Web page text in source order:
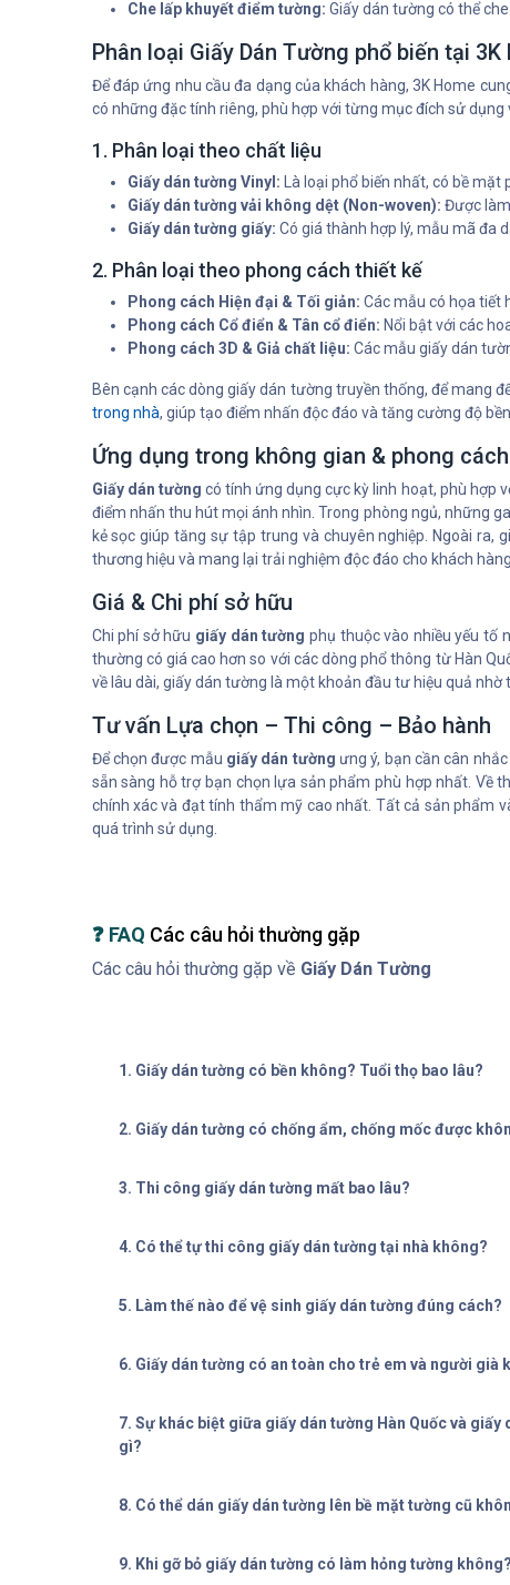
Che lấp khuyết điểm tường: Giấy dán tường có thể
Phân loại Giấy Dán Tường phổ biến tại 3K
Để đáp ứng nhu cầu đa dạng của khách hàng, 3K Home
có những đặc tính riêng, phù hợp với từng mục đích sử dụng
1. Phân loại theo chất liệu
Giấy dán tường Vinyl: Là loại phổ biến nhất, có bề
Giấy dán tường vải không dệt (Non-woven): Được
Giấy dán tường giấy: Có giá thành hợp lý, mẫu mã đa
2. Phân loại theo phong cách thiết kế
Phong cách Hiện đại & Tối giản: Các mẫu có họa tiết
Phong cách Cổ điển & Tân cổ điển: Nổi bật với các
Phong cách 3D & Giả chất liệu: Các mẫu giấy dán
Bên cạnh các dòng giấy dán tường truyền thống, để mang
trong nhà, giúp tạo điểm nhấn độc đáo và tăng cường độ
Ứng dụng trong không gian & phong
Giấy dán tường có tính ứng dụng cực kỳ linh hoạt, phù hợp
điểm nhấn thu hút mọi ánh nhìn. Trong phòng ngủ, những
kẻ sọc giúp tăng sự tập trung và chuyên nghiệp. Ngoài
thương hiệu và mang lại trải nghiệm độc đáo cho khách hàng.
Giá & Chi phí sở hữu
Chi phí sở hữu giấy dán tường phụ thuộc vào nhiều yếu tố
thường có giá cao hơn so với các dòng phổ thông từ Hàn
về lâu dài, giấy dán tường là một khoản đầu tư hiệu quả
Tư vấn Lựa chọn – Thi công – Bảo hành
Để chọn được mẫu giấy dán tường ưng ý, bạn cần cân
sẵn sàng hỗ trợ bạn chọn lựa sản phẩm phù hợp nhất. Về
chính xác và đạt tính thẩm mỹ cao nhất. Tất cả sản phẩm
quá trình sử dụng.
❓ FAQ Các câu hỏi thường gặp
Các câu hỏi thường gặp về Giấy Dán Tường
1. Giấy dán tường có bền không? Tuổi thọ bao lâu?
2. Giấy dán tường có chống ẩm, chống mốc được
3. Thi công giấy dán tường mất bao lâu?
4. Có thể tự thi công giấy dán tường tại nhà không?
5. Làm thế nào để vệ sinh giấy dán tường đúng cách?
6. Giấy dán tường có an toàn cho trẻ em và người già
7. Sự khác biệt giữa giấy dán tường Hàn Quốc và giấy
gì?
8. Có thể dán giấy dán tường lên bề mặt tường cũ
9. Khi gỡ bỏ giấy dán tường có làm hỏng tường không?